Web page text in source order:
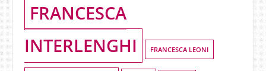
FRANCESCA
INTERLENGHI
FRANCESCA LEONI